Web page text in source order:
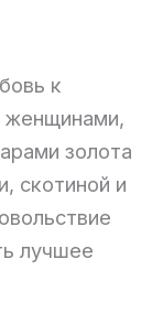
к
женщинами,
золота
скотиной и
лучшее